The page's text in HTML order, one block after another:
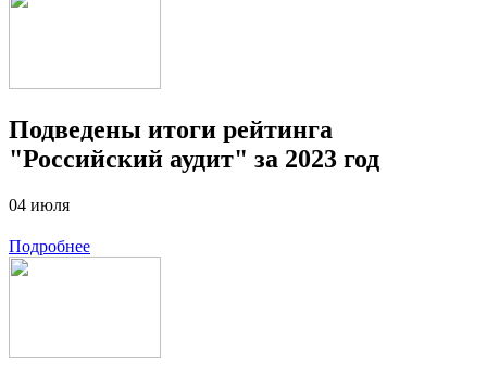
Подведены итоги рейтинга
"Российский аудит" за 2023 год
04 июля
Подробнее